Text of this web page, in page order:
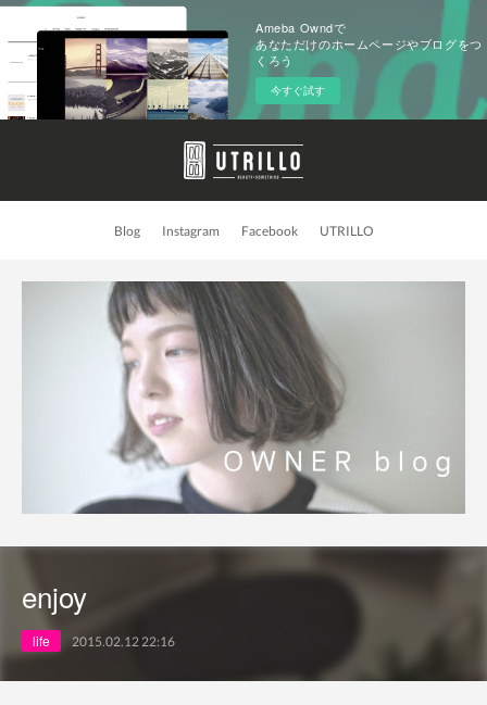
Ameba Owndで
あなただけのホームページやブログをつ
くろう
今すぐ試す
Blog Instagram Facebook UTRILLO
enjoy
life 2015.02.12 22:16